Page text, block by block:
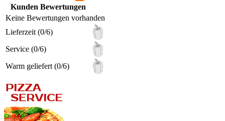
Kunden Bewertungen
Keine Bewertungen vorhanden
Lieferzeit (0/6)
Service (0/6)
Warm geliefert (0/6)